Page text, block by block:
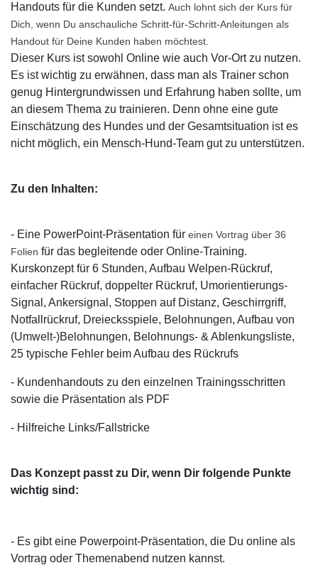
Handouts für die Kunden setzt. Auch lohnt sich der Kurs für
Dich, wenn Du anschauliche Schritt-für-Schritt-Anleitungen als
Handout für Deine Kunden haben möchtest.
Dieser Kurs ist sowohl Online wie auch Vor-Ort zu nutzen.
Es ist wichtig zu erwähnen, dass man als Trainer schon
genug Hintergrundwissen und Erfahrung haben sollte, um
an diesem Thema zu trainieren. Denn ohne eine gute
Einschätzung des Hundes und der Gesamtsituation ist es
nicht möglich, ein Mensch-Hund-Team gut zu unterstützen.
Zu den Inhalten:
- Eine PowerPoint-Präsentation für einen Vortrag über 36
Folien für das begleitende oder Online-Training.
Kurskonzept für 6 Stunden, Aufbau Welpen-Rückruf,
einfacher Rückruf, doppelter Rückruf, Umorientierungs-
Signal, Ankersignal, Stoppen auf Distanz, Geschirrgriff,
Notfallrückruf, Dreiecksspiele, Belohnungen, Aufbau von
(Umwelt-)Belohnungen, Belohnungs- & Ablenkungsliste,
25 typische Fehler beim Aufbau des Rückrufs
- Kundenhandouts zu den einzelnen Trainingsschritten
sowie die Präsentation als PDF
- Hilfreiche Links/Fallstricke
Das Konzept passt zu Dir, wenn Dir folgende Punkte
wichtig sind:
- Es gibt eine Powerpoint-Präsentation, die Du online als
Vortrag oder Themenabend nutzen kannst.